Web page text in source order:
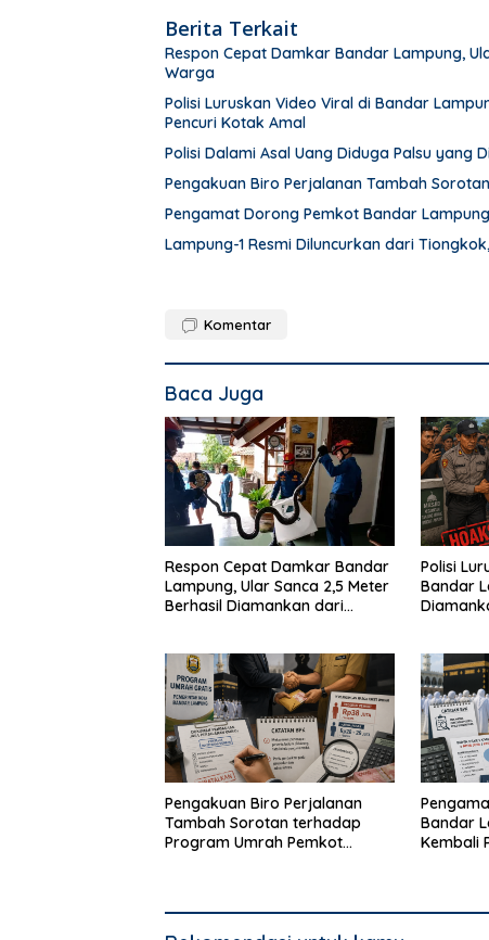
Berita Terkait
Respon Cepat Damkar Bandar Lampung,
Warga
Polisi Luruskan Video Viral di Bandar
Pencuri Kotak Amal
Polisi Dalami Asal Uang Diduga Palsu yang
Pengakuan Biro Perjalanan Tambah
Pengamat Dorong Pemkot Bandar
Lampung-1 Resmi Diluncurkan dari
Komentar
Baca Juga
Respon Cepat Damkar Bandar
Lampung, Ular Sanca 2,5 Meter
Berhasil Diamankan dari
Polisi
Bandar
Pengakuan Biro Perjalanan
Tambah Sorotan terhadap
Program Umrah Pemkot
Bandar
Kembali